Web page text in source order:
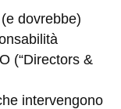
dovrebbe)
(“Directors &
intervengono